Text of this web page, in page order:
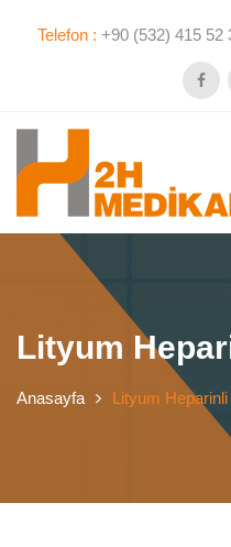
Telefon : +90 (532) 415 52
Lityum
Anasayfa Lityum